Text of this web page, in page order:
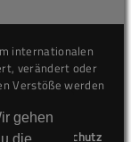
gehen
die
internationalen
verändert oder
Verstöße werden
Datenschutz